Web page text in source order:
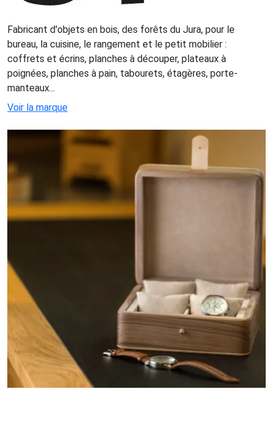
Fabricant d'objets en bois, des forêts du Jura, pour le
bureau, la cuisine, le rangement et le petit mobilier :
coffrets et écrins, planches à découper, plateaux à
poignées, planches à pain, tabourets, étagères, porte-
manteaux...
Voir la marque